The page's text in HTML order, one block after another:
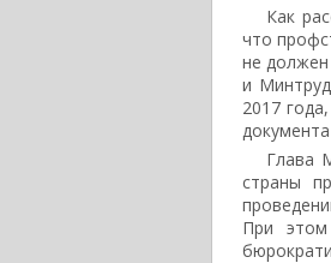
Как
что
не
и
2017
Глава
страны
При этом